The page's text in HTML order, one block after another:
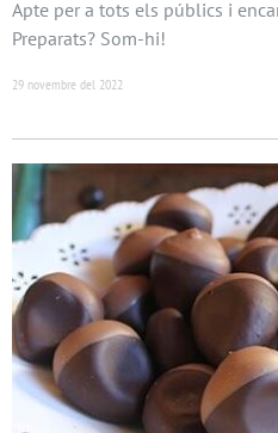
Apte per a tots els públics i
Preparats? Som-hi!
29 novembre del 2022